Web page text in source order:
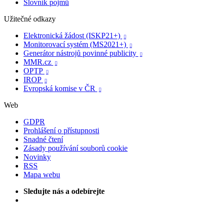
Slovník pojmů
Užitečné odkazy
Elektronická žádost (ISKP21+)

Monitorovací systém (MS2021+) 
Generátor nástrojů povinné publicity 
MMR.cz 
OPTP 
IROP 
Evropská komise v ČR 
Web
GDPR
Prohlášení o přístupnosti
Snadné čtení
Zásady používání souborů cookie
Novinky
RSS
Mapa webu
Sledujte nás a odebírejte